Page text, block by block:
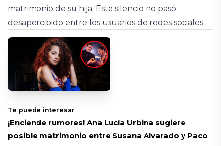
matrimonio de su hija. Este silencio no pasó
desapercibido entre los usuarios de redes sociales.
Te puede interesar
¡Enciende rumores! Ana Lucía Urbina sugiere
posible matrimonio entre Susana Alvarado y Paco